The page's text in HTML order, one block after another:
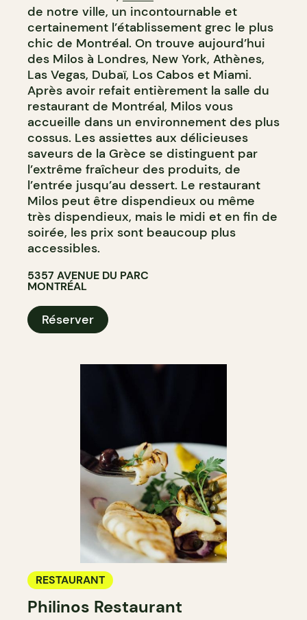
de notre ville, un incontournable et
certainement l’établissement grec le plus
chic de Montréal. On trouve aujourd’hui
des Milos à Londres, New York, Athènes,
Las Vegas, Dubaï, Los Cabos et Miami.
Après avoir refait entièrement la salle du
restaurant de Montréal, Milos vous
accueille dans un environnement des plus
cossus. Les assiettes aux délicieuses
saveurs de la Grèce se distinguent par
l’extrême fraîcheur des produits, de
l’entrée jusqu’au dessert. Le restaurant
Milos peut être dispendieux ou même
très dispendieux, mais le midi et en fin de
soirée, les prix sont beaucoup plus
accessibles.
5357 AVENUE DU PARC
MONTRÉAL
Réserver
RESTAURANT
Philinos Restaurant